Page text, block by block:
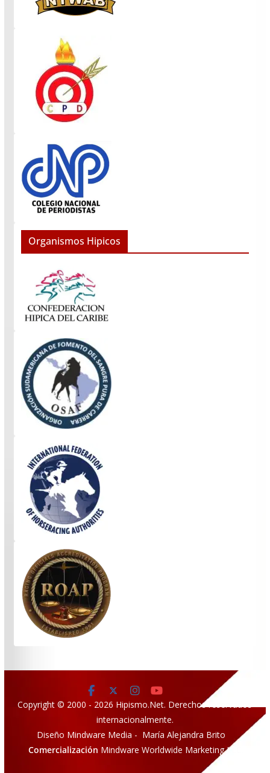
Organismos Hipicos
Copyright © 2000 - 2026 Hipismo.Net. Derechos reservados
internacionalmente.
Diseño Mindware Media - María Alejandra Brito
Comercialización Mindware Worldwide Marketing LLC.